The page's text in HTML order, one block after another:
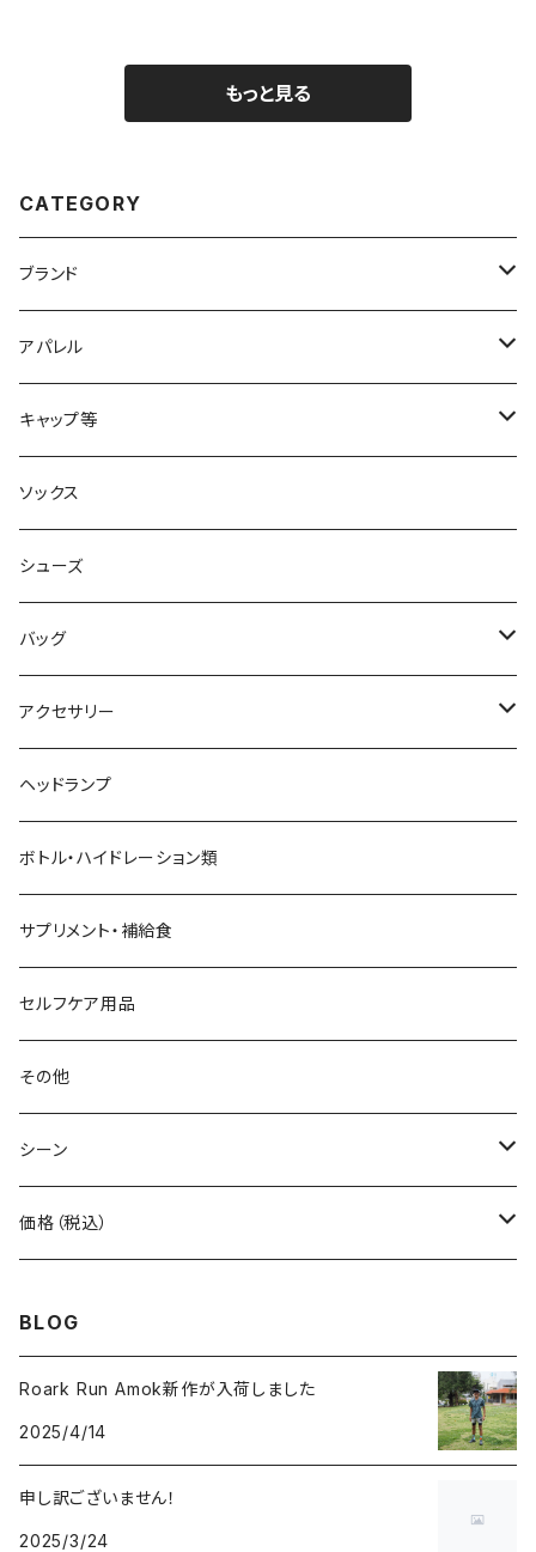
もっと見る
CATEGORY
ブランド
2XU
acu Products
AILEY
AKIV
ALTRA
aroma vera
AZUMA BAG
BANANA GO
Beruf Baggage
Body Glide
BONE
BOOKMAN
carb
Club My★Star
アパレル
トップス
ボトムス
キャップ等
キャップ・ハット
ヘッドバンド
ソックス
シューズ
バッグ
バックパック
ショルダーバッグ
トートバッグ
2WAYバッグ/3WAYバッグ
その他バッグ
アクセサリー
サングラス
てぬぐい
財布
アームカバー
ネックゲイター
ヘッドランプ
ボトル・ハイドレーション類
サプリメント・補給食
セルフケア用品
その他
シーン
自転車
その他アクティビティ
価格（税込）
5,001～10,000円
BLOG
Roark Run Amok新作が入荷しました
2025/4/14
申し訳ございません！
2025/3/24